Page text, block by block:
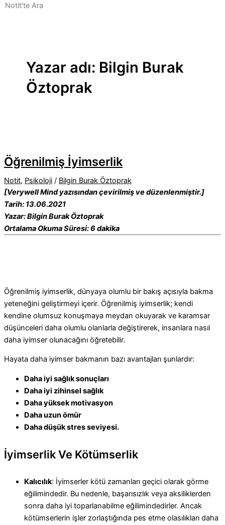
Yazar adı: Bilgin Burak
Öztoprak
Öğrenilmiş İyimserlik
Notit, Psikoloji / Bilgin Burak Öztoprak
[Verywell Mind yazısından çevirilmiş ve düzenlenmiştir.]
Tarih: 13.06.2021
Yazar: Bilgin Burak Öztoprak
Ortalama Okuma Süresi: 6 dakika
Öğrenilmiş iyimserlik, dünyaya olumlu bir bakış açısıyla bakma
yeteneğini geliştirmeyi içerir. Öğrenilmiş iyimserlik; kendi
kendine olumsuz konuşmaya meydan okuyarak ve karamsar
düşünceleri daha olumlu olanlarla değiştirerek, insanlara nasıl
daha iyimser olunacağını öğretebilir.
Hayata daha iyimser bakmanın bazı avantajları şunlardır:
Daha iyi sağlık sonuçları
Daha iyi zihinsel sağlık
Daha yüksek motivasyon
Daha uzun ömür
Daha düşük stres seviyesi.
İyimserlik Ve Kötümserlik
Kalıcılık: İyimserler kötü zamanları geçici olarak görme
eğilimindedir. Bu nedenle, başarısızlık veya aksiliklerden
sonra daha iyi toparlanabilme eğilimindedirler. Ancak
kötümserlerin işler zorlaştığında pes etme olasılıkları daha